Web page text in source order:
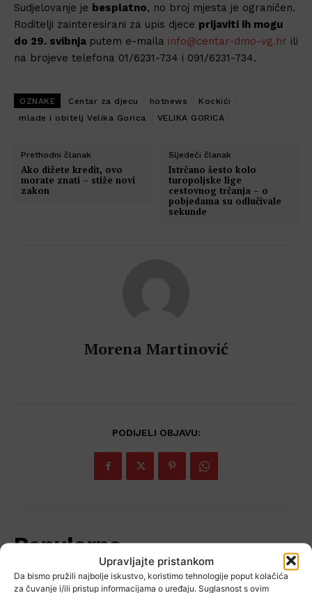
Upravljajte pristankom
Da bismo pružili najbolje iskustvo, koristimo tehnologije poput kolačića
za čuvanje i/ili pristup informacijama o uređaju. Suglasnost s ovim
Sudjelovanje je besplatno, no broj mjesta je ograničen.
Roditelji zainteresirani za upis djece prijaviti ih mogu
do 29. svibnja putem e-maila info@centar-dmo-vg.hr ili
na brojeve telefona 01/6231-734 i 091/6231-734.
OZNAKE Centar za djecu hotnews
Kockići
mlade i obitelj Velika Gorica
VELIKA GORICA
Prethodni članak
Ako dižete kredit, ovo
morate znati – stiže novi
zakon
Sljedeći članak
Istrčano šesto kolo
turopoljske lige
cestovnog trčanja – o
pobjedama su odlučivale
sekunde
Morena Martinović
PODIJELI OBJAVU:
Popularno